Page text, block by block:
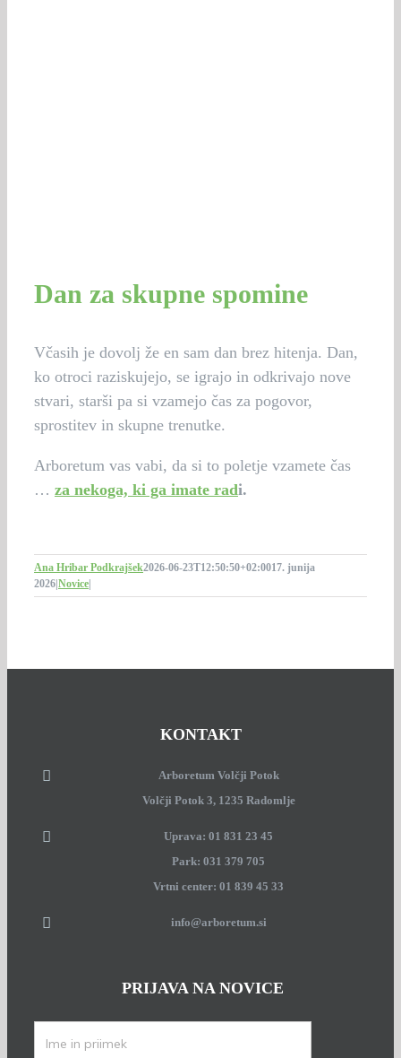
Dan za skupne spomine
Včasih je dovolj že en sam dan brez hitenja. Dan,
ko otroci raziskujejo, se igrajo in odkrivajo nove
stvari, starši pa si vzamejo čas za pogovor,
sprostitev in skupne trenutke.
Arboretum vas vabi, da si to poletje vzamete čas
… za nekoga, ki ga imate radi.
Ana Hribar Podkrajšek2026-06-23T12:50:50+02:0017. junija
2026 Novice
KONTAKT
Arboretum Volčji Potok
Volčji Potok 3, 1235 Radomlje
Uprava: 01 831 23 45
Park: 031 379 705
Vrtni center: 01 839 45 33
info@arboretum.si
PRIJAVA NA NOVICE